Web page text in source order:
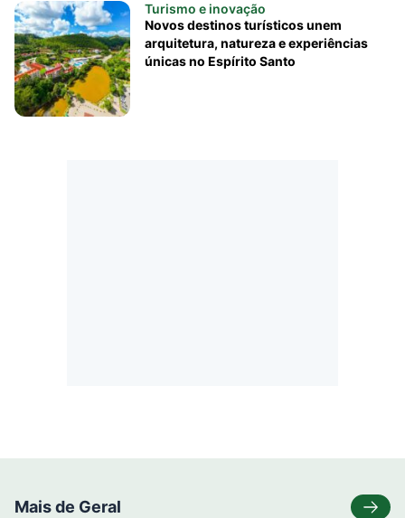
Turismo e inovação
Novos destinos turísticos unem
arquitetura, natureza e experiências
únicas no Espírito Santo
Mais de Geral